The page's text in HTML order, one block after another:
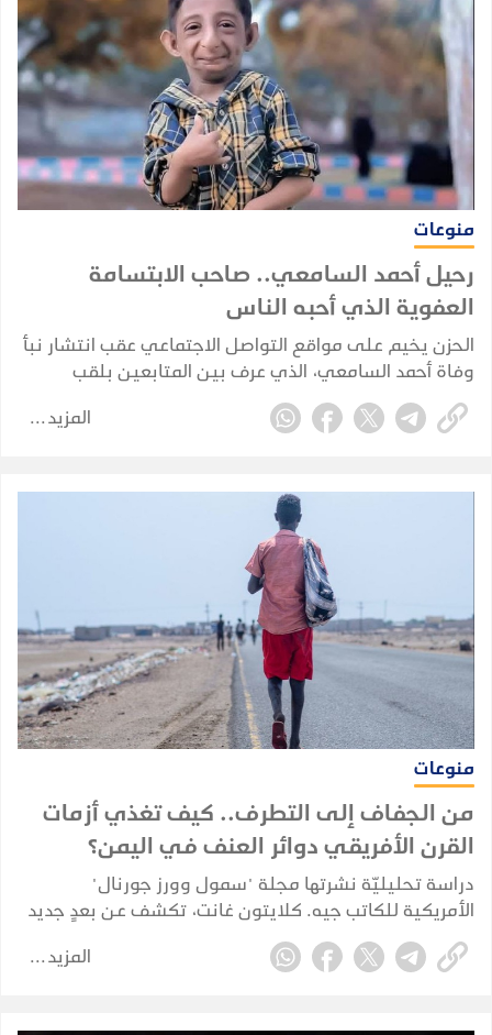
منوعات
رحيل أحمد السامعي.. صاحب الابتسامة
العفوية الذي أحبه الناس
الحزن يخيم على مواقع التواصل الاجتماعي عقب انتشار نبأ
وفاة أحمد السامعي، الذي عرف بين المتابعين بلقب
"صاحب الابتسامة العفوية" لما اشتهر به من بساطة وروح
مرحة.
المزيد
منوعات
من الجفاف إلى التطرف.. كيف تغذي أزمات
القرن الأفريقي دوائر العنف في اليمن؟
دراسة تحليليّة نشرتها مجلة "سمول وورز جورنال"
الأمريكية للكاتب جيه. كلايتون غانت، تكشف عن بعدٍ جديد
للأزمة اليمنية يُهدد استقرار الشرق الأوسط؛ مشيرة إلى أن
اليمن تحوّل إلى محطة استنزاف رئيسية لتدفقات الهجرة
المزيد